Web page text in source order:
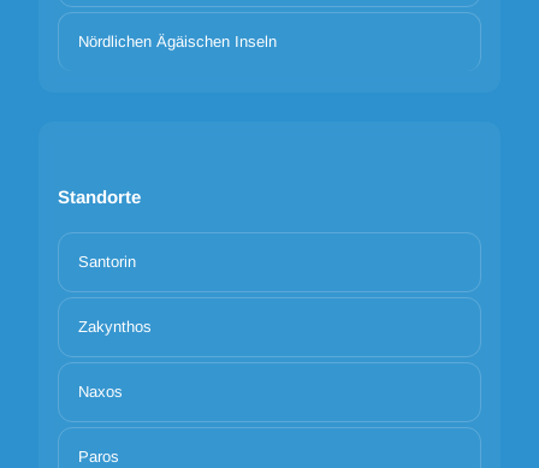
Nördlichen Ägäischen Inseln
Standorte
Santorin
Zakynthos
Naxos
Paros